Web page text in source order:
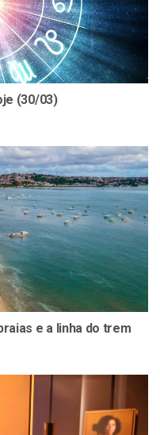
(30/03)
e a linha do trem